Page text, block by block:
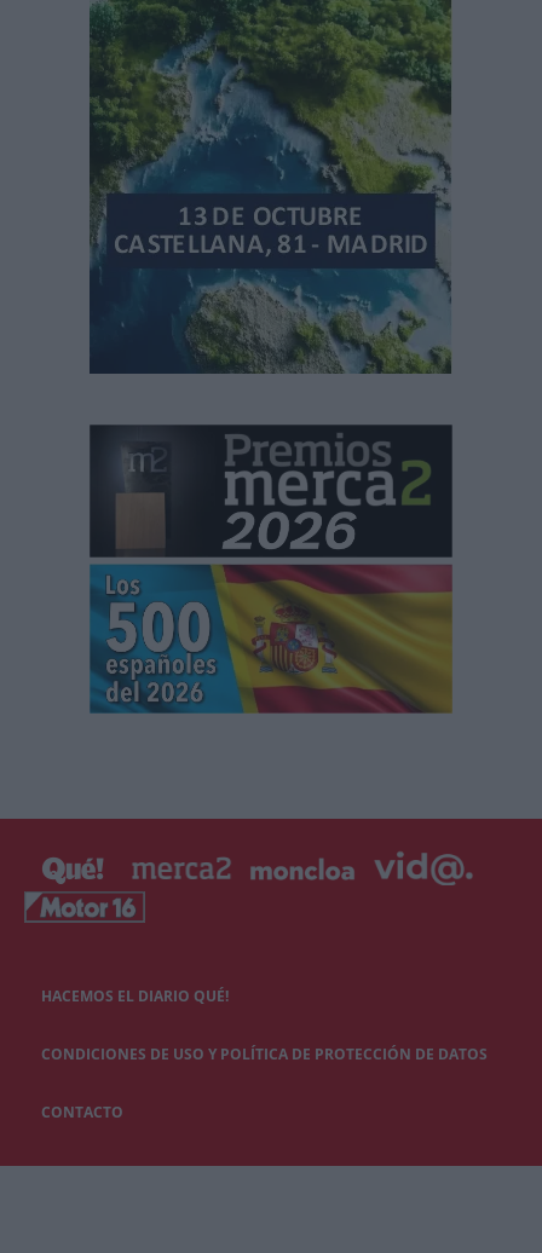
HACEMOS EL DIARIO QUÉ!
CONDICIONES DE USO Y POLÍTICA DE PROTECCIÓN DE DATOS
CONTACTO